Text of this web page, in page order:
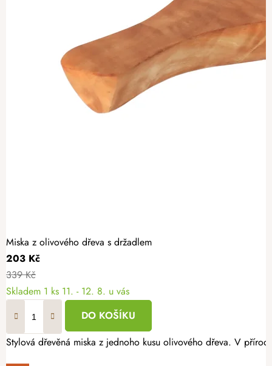
Miska z olivového dřeva s držadlem
203 Kč
339 Kč
Skladem 1 ks 11. - 12. 8. u vás
DO KOŠÍKU
Stylová dřevěná miska z jednoho kusu olivového dřeva. V